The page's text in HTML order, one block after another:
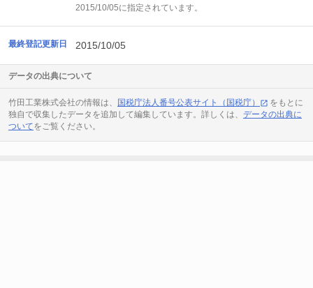
2015/10/05に指定されています。
最終登記更新日 2015/10/05
データの出典について
竹田工業株式会社の情報は、 国税庁法人番号公表サイト（国税庁）
をもとに
独自で収集したデータを追加して編集しています。詳しくは、 データの出典に
ついてをご覧ください。